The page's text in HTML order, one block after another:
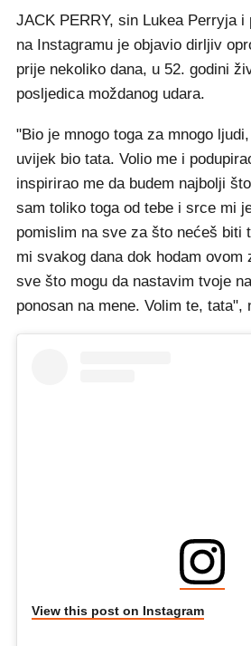
JACK PERRY, sin Lukea Perryja i
na Instagramu je objavio dirljiv
prije nekoliko dana, u 52. godini
posljedica moždanog udara.
"Bio je mnogo toga za mnogo
uvijek bio tata. Volio me i
inspirirao me da budem najbolji
sam toliko toga od tebe i srce mi
pomislim na sve za što nećeš biti
mi svakog dana dok hodam ovom
sve što mogu da nastavim tvoje
ponosan na mene. Volim te, tata",
View this post on Instagram